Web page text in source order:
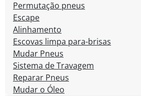
Permutação pneus
Escape
Alinhamento
Escovas limpa para-brisas
Mudar Pneus
Sistema de Travagem
Reparar Pneus
Mudar o Óleo